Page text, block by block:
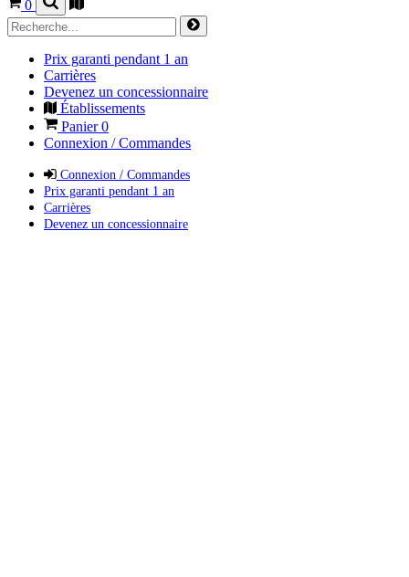
0
Prix garanti pendant 1 an
Carrières
Devenez un concessionnaire
Établissements
Panier0
Connexion / Commandes
Connexion / Commandes
Prix garanti pendant 1 an
Carrières
Devenez un concessionnaire